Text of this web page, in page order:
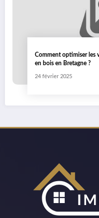
Comment optimiser les
en bois en Bretagne ?
24 février 2025